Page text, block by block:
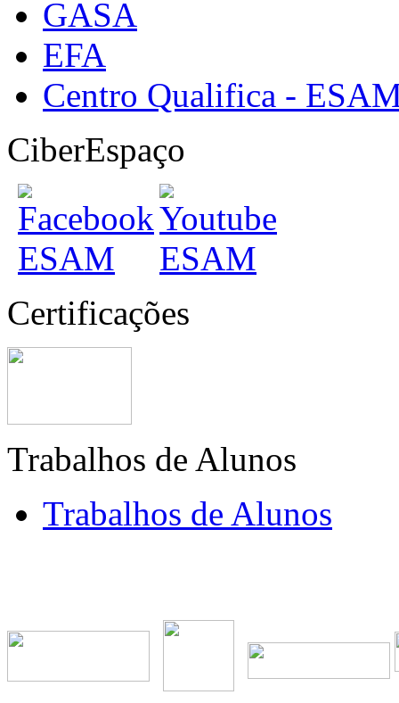
GASA
EFA
Centro Qualifica -
CiberEspaço
Certificações
Trabalhos de Alunos
Trabalhos de Alunos